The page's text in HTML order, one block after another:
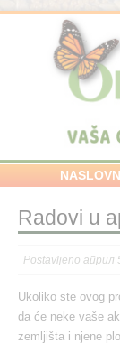
Radovi u
Postavljeno април
Ukoliko ste ovog
da će neke vaše
zemljišta i njene